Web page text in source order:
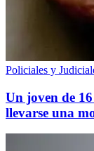
Policiales y
Un joven de
llevarse una